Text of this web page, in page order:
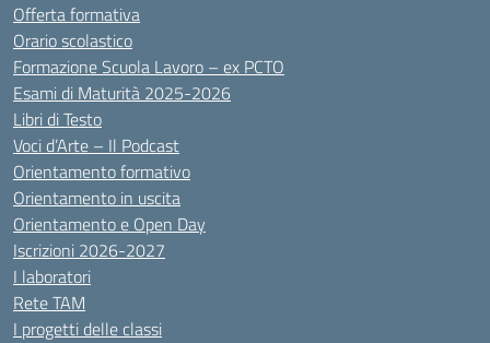
Offerta formativa
Orario scolastico
Formazione Scuola Lavoro – ex PCTO
Esami di Maturità 2025-2026
Libri di Testo
Voci d’Arte – Il Podcast
Orientamento formativo
Orientamento in uscita
Orientamento e Open Day
Iscrizioni 2026-2027
I laboratori
Rete TAM
I progetti delle classi